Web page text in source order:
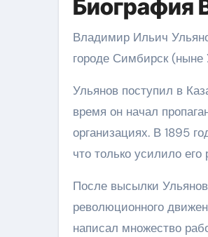
Биография
Владимир Ильич
городе Симбирск (ныне
Ульянов поступил в
время он начал
организациях. В 1895
что только усилило
После высылки
революционного
написал множество